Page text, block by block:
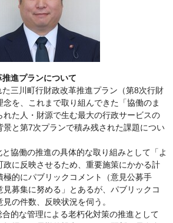
進プランについて
た三川町行財政改革推進プラン（第8次行財
を、これまで取り組んできた「協働のま
れた人・財源で生む最大の行政サービスの
景と第7次プランで積み残された課題につい
と協働の推進の具体的な取り組みとして「よ
政に反映させるため、重要施策にかかる計
極的にパブリックコメント（意見公募手
募集に努める」とあるが、パブリックコ
の件数、反映状況を伺う。
合的な管理による老朽化対策の推進として